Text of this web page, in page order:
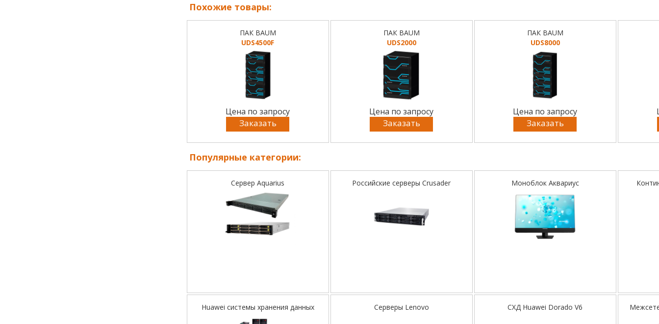
Похожие товары:
ПАК BAUM
UDS4500F
Цена по запросу
Заказать
ПАК BAUM
UDS2000
Цена по запросу
Заказать
ПАК BAUM
UDS8000
Цена по запросу
Заказать
Популярные категории:
Сервер Aquarius Российские серверы Crusader Моноблок Аквариус
Huawei системы хранения данных Серверы Lenovo СХД Huawei Dorado V6